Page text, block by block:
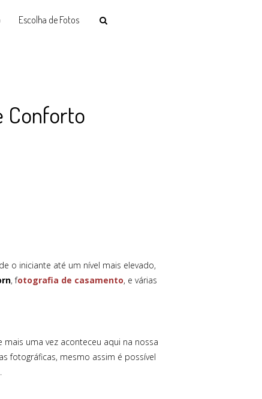
Escolha de Fotos
Conforto
o iniciante até um nível mais elevado,
, fotografia de casamento, e várias
mais uma vez aconteceu aqui na nossa
fotográficas, mesmo assim é possível